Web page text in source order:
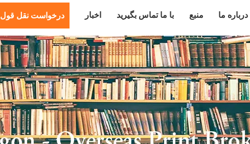
درباره ما منبع با ما تماس بگیرید اخبار درخواست نقل قول